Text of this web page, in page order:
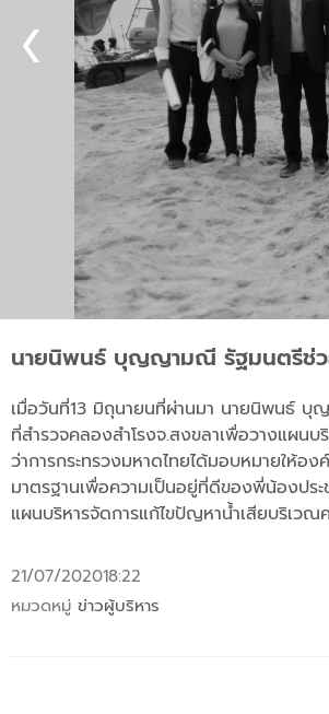
นายนิพนธ์ บุญญามณี รัฐมนตรีช่วย
เมื่อวันที่13 มิถุนายนที่ผ่านมา นายนิพนธ์ บุ
ที่สำรวจคลองสำโรงจ.สงขลาเพื่อวางแผนบ
ว่าการกระทรวงมหาดไทยได้มอบหมายให้อ
มาตรฐานเพื่อความเป็นอยู่ที่ดีของพี่น้องประ
แผนบริหารจัดการแก้ไขปัญหาน้ำเสียบริเวณ
21/07/202018:22
หมวดหมู่ ข่าวผู้บริหาร